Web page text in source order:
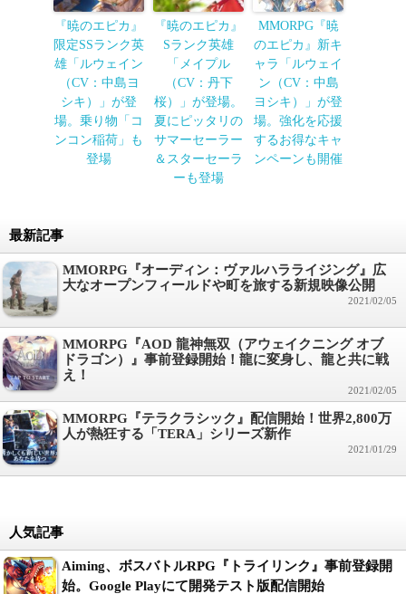
『暁のエピカ』
限定SSランク英
雄「ルウェイン
（CV：中島ヨ
シキ）」が登
場。乗り物「コ
ンコン稲荷」も
登場
『暁のエピカ』
Sランク英雄
「メイプル
（CV：丹下
桜）」が登場。
夏にピッタリの
サマーセーラー
＆スターセーラ
ーも登場
MMORPG『暁
のエピカ』新キ
ャラ「ルウェイ
ン（CV：中島
ヨシキ）」が登
場。強化を応援
するお得なキャ
ンペーンも開催
最新記事
MMORPG『オーディン：ヴァルハラライジング』広
大なオープンフィールドや町を旅する新規映像公開
2021/02/05
MMORPG『AOD 龍神無双（アウェイクニング オブ
ドラゴン）』事前登録開始！龍に変身し、龍と共に戦
え！
2021/02/05
MMORPG『テラクラシック』配信開始！世界2,800万
人が熱狂する「TERA」シリーズ新作
2021/01/29
人気記事
Aiming、ボスバトルRPG『トライリンク』事前登録開
始。Google Playにて開発テスト版配信開始